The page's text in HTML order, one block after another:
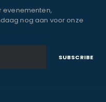
evenementen,
nog aan voor onze